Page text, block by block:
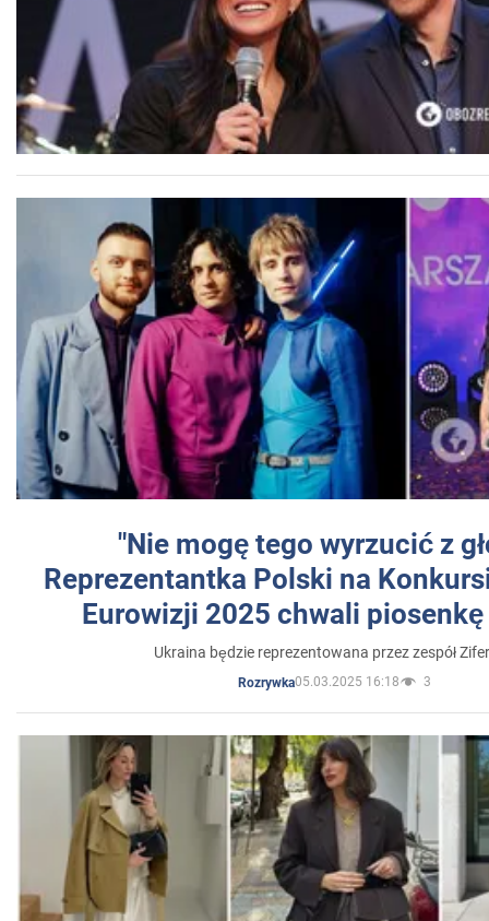
"Nie mogę tego wyrzucić z
Reprezentantka Polski na
Eurowizji 2025 chwali
Ukraina będzie reprezentowana przez zespół
Rozrywka05.03.2025 16:18 3